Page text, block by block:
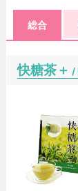
総合
快糖茶＋ /